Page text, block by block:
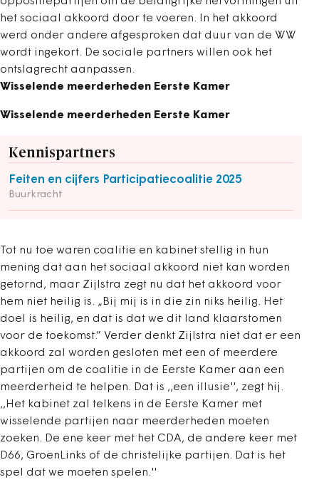
het sociaal akkoord door te voeren. In het akkoord
werd onder andere afgesproken dat duur van de WW
wordt ingekort. De sociale partners willen ook het
ontslagrecht aanpassen.
Wisselende meerderheden Eerste Kamer
Wisselende meerderheden Eerste Kamer
Kennispartners
Feiten en cijfers Participatiecoalitie 2025
Buurkracht
Tot nu toe waren coalitie en kabinet stellig in hun
mening dat aan het sociaal akkoord niet kan worden
getornd, maar Zijlstra zegt nu dat het akkoord voor
hem niet heilig is. „Bij mij is in die zin niks heilig. Het
doel is heilig, en dat is dat we dit land klaarstomen
voor de toekomst.” Verder denkt Zijlstra niet dat er een
akkoord zal worden gesloten met een of meerdere
partijen om de coalitie in de Eerste Kamer aan een
meerderheid te helpen. Dat is ,,een illusie'', zegt hij.
,,Het kabinet zal telkens in de Eerste Kamer met
wisselende partijen naar meerderheden moeten
zoeken. De ene keer met het CDA, de andere keer met
D66, GroenLinks of de christelijke partijen. Dat is het
spel dat we moeten spelen.''